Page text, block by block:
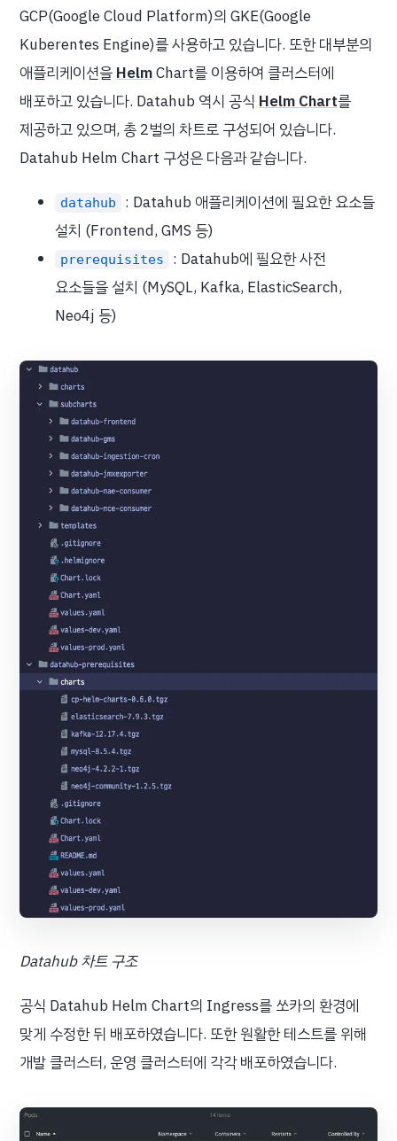
GCP(Google Cloud Platform)의 GKE(Google
Kuberentes Engine)를 사용하고 있습니다. 또한 대부분의
애플리케이션을HelmChart를 이용하여 클러스터에
배포하고 있습니다. Datahub 역시 공식 Helm Chart를
제공하고 있으며, 총 2벌의 차트로 구성되어 있습니다.
Datahub Helm Chart 구성은 다음과 같습니다.
datahub
: Datahub 애플리케이션에 필요한 요소들
설치 (Frontend, GMS 등)
prerequisites
: Datahub에 필요한 사전
요소들을 설치 (MySQL, Kafka, ElasticSearch,
Neo4j 등)
Datahub 차트 구조
공식 Datahub Helm Chart의 Ingress를 쏘카의 환경에
맞게 수정한 뒤 배포하였습니다. 또한 원활한 테스트를 위해
개발 클러스터, 운영 클러스터에 각각 배포하였습니다.